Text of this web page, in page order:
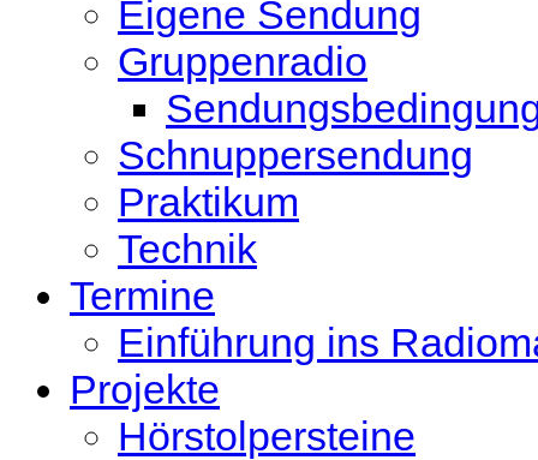
Eigene Sendung
Gruppenradio
Schnuppersendung
Praktikum
Technik
Termine
Einführung ins
Projekte
Hörstolpersteine